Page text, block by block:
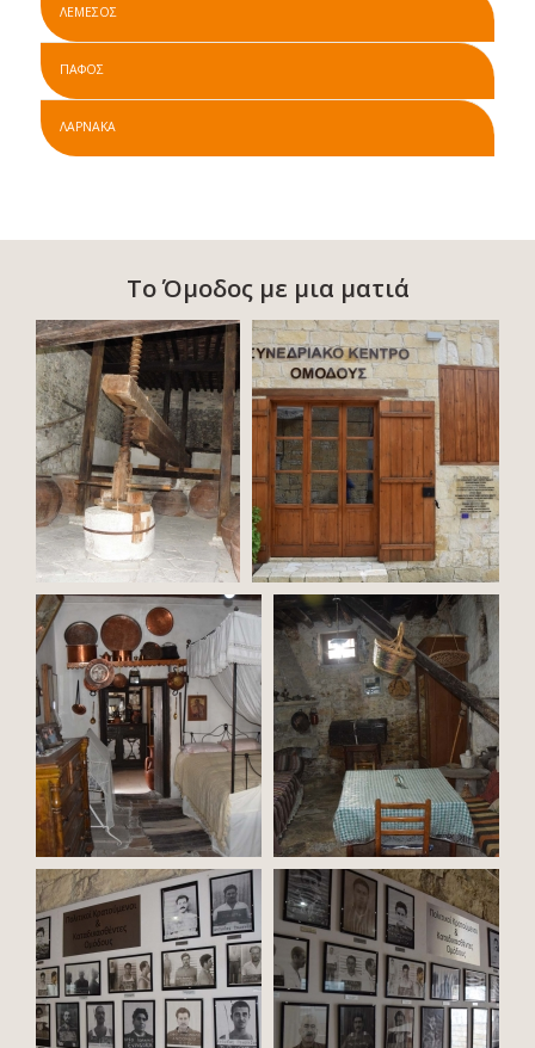
ΛΕΜΕΣΟΣ
ΠΑΦΟΣ
ΛΑΡΝΑΚΑ
Το Όμοδος με μια ματιά